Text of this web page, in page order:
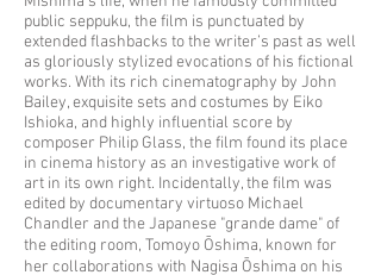
public seppuku, the film is punctuated by
extended flashbacks to the writer’s past as well
as gloriously stylized evocations of his fictional
works. With its rich cinematography by John
Bailey, exquisite sets and costumes by Eiko
Ishioka, and highly influential score by
composer Philip Glass, the film found its place
in cinema history as an investigative work of
art in its own right. Incidentally, the film was
edited by documentary virtuoso Michael
Chandler and the Japanese "grande dame" of
the editing room, Tomoyo Ōshima, known for
her collaborations with Nagisa Ōshima on his